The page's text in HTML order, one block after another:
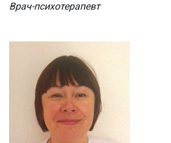
Врач-психотерапевт